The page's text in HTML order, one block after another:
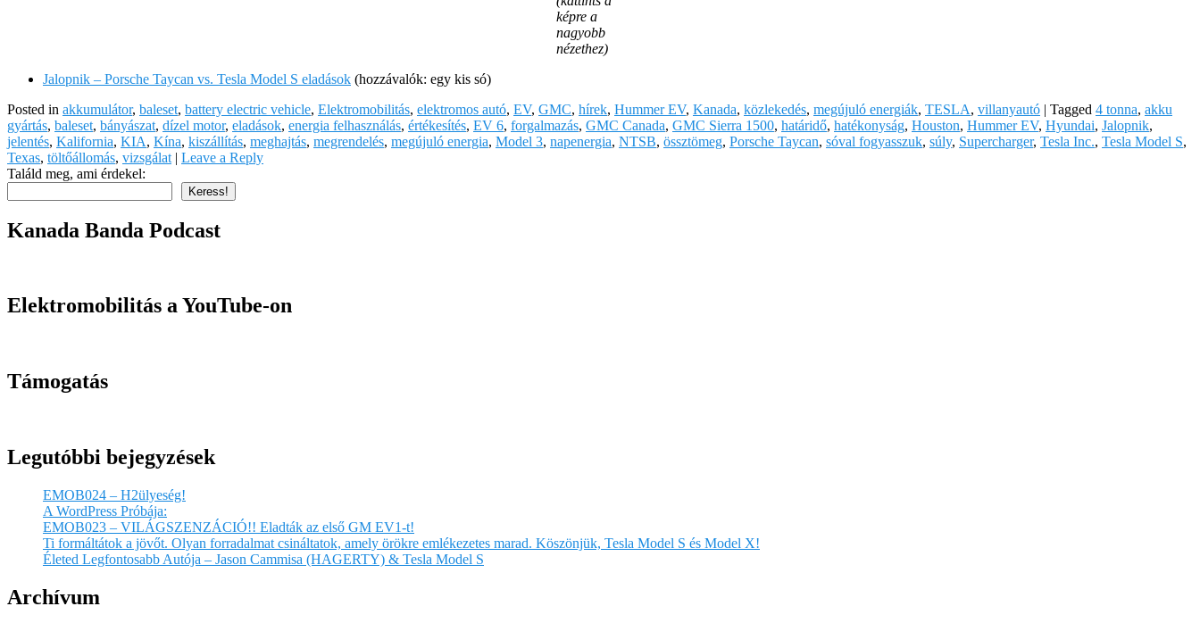
képre a
nagyobb
nézethez)
Jalopnik – Porsche Taycan vs. Tesla Model S eladások (hozzávalók: egy kis só)
Posted in akkumulátor, baleset, battery electric vehicle, Elektromobilitás, elektromos autó, EV, GMC, hírek, Hummer EV, Kanada, közlekedés, megújuló energiák, TESLA, villanyautó | Tagged 4 tonna, akku
gyártás, baleset, bányászat, dízel motor, eladások, energia felhasználás, értékesítés, EV 6, forgalmazás, GMC Canada, GMC Sierra 1500, határidő, hatékonyság, Houston, Hummer EV, Hyundai, Jalopnik,
jelentés, Kalifornia, KIA, Kína, kiszállítás, meghajtás, megrendelés, megújuló energia, Model 3, napenergia, NTSB, össztömeg, Porsche Taycan, sóval fogyasszuk, súly, Supercharger, Tesla Inc., Tesla Model S,
Texas, töltőállomás, vizsgálat | Leave a Reply
Találd meg, ami érdekel:
Keress!
Kanada Banda Podcast
Elektromobilitás a YouTube-on
Támogatás
Legutóbbi bejegyzések
EMOB024 – H2ülyeség!
A WordPress Próbája:
EMOB023 – VILÁGSZENZÁCIÓ!! Eladták az első GM EV1-t!
Ti formáltátok a jövőt. Olyan forradalmat csináltatok, amely örökre emlékezetes marad. Köszönjük, Tesla Model S és Model X!
Életed Legfontosabb Autója – Jason Cammisa (HAGERTY) & Tesla Model S
Archívum